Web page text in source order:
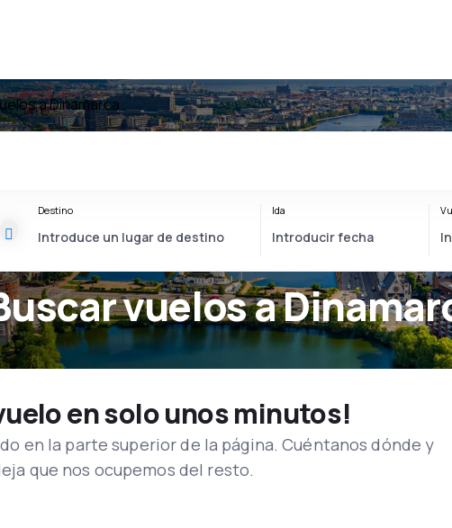
a Dinamarca
vuelos a
Destino Ida
en solo unos minutos!
en la parte superior de la página. Cuéntanos dónde y
que nos ocupemos del resto.